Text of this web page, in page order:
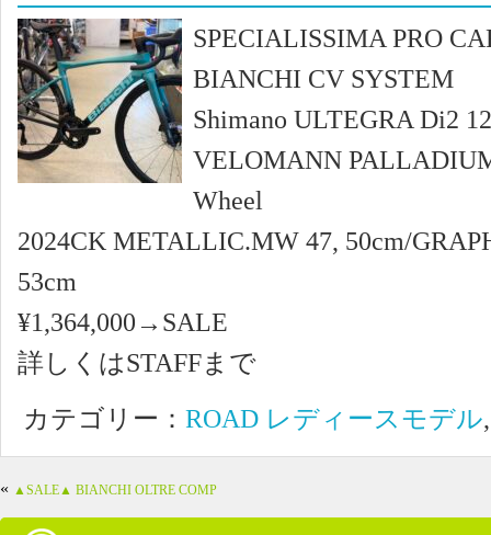
SPECIALISSIMA PRO
BIANCHI CV SYSTEM
Shimano ULTEGRA Di2
VELOMANN
Wheel
2024CK METALLIC.MW 47, 50cm/
53cm
¥1,364,000→SALE
詳しくはSTAFFまで
カテゴリー： ROAD レディースモデル
« ▲SALE▲ BIANCHI OLTRE COMP